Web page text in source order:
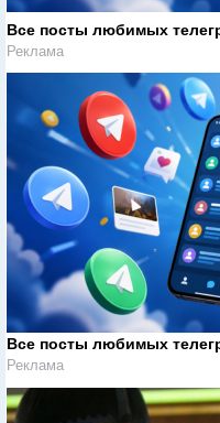
Все посты любимых
Реклама
Все посты любимых
Реклама